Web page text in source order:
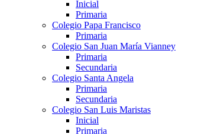
Inicial
Primaria
Colegio Papa Francisco
Primaria
Colegio San Juan María Vianney
Primaria
Secundaria
Colegio Santa Angela
Primaria
Secundaria
Colegio San Luis Maristas
Inicial
Primaria